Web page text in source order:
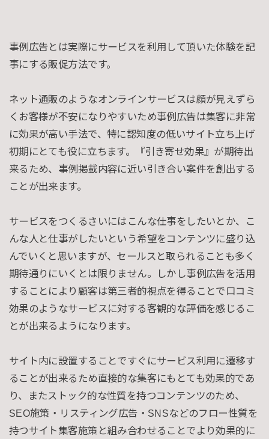
事例広告とは実際にサービスを利用して頂いた体験を記
事にする販促方法です。
ネット通販のようなオンラインサービスは顔が見えずら
くお客様が不安になりやすいため事例広告は集客に非常
に効果が高い手法で、特に認知度の低いサイト立ち上げ
初期にとても役に立ちます。『引き寄せ効果』が期待出
来るため、事例掲載内容に近い引き合い案件を創出する
ことが出来ます。
サービスをつくるさいにはこんな仕事をしたいとか、こ
んな人と仕事がしたいという希望をコンテンツに盛り込
んでいくと思いますが、セールスと取られることも多く
期待通りにいくとは限りません。しかし事例広告を活用
することにより顧客は第三者的視点を得ることで口コミ
効果のようなサービスに対する客観的な評価を感じるこ
とが出来るようになります。
サイト内に設置することですぐにサービス利用に遷移す
ることが出来るため直接的な集客にもとても効果的であ
り、またストック的な性質を持つコンテンツのため、
SEO施策・リスティング広告・SNSなどのフロー性質を
持つサイト集客施策と組み合わせることでより効果的に